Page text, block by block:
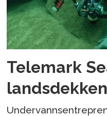
Telemark